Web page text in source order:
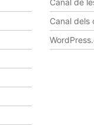
Canal de
Canal dels